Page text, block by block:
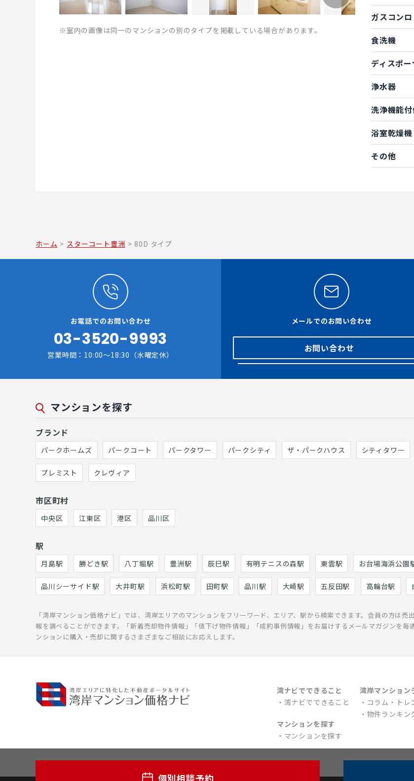
個別相談予約
※室内の画像は同一のマンションの別のタイプを掲載している場合があります。
ガスコンロ
食洗機
ディスポー
浄水器
洗浄機能
浴室乾燥機
その他
ホーム > スターコート豊洲 > 80D タイプ
お電話でのお問い合わせ
03-3520-9993
営業時間：10:00～18:30（水曜定休）
メールでのお問い合わせ
お問い合わせ
マンションを探す
ブランド
パークホームズ パークコート パークタワー パークシティ ザ・パークハウス シティタワー
プレミスト クレヴィア
市区町村
中央区 江東区 港区 品川区
駅
月島駅 勝どき駅 八丁堀駅 豊洲駅 辰巳駅 有明テニスの森駅 東雲駅 お台場海浜公園
品川シーサイド駅 大井町駅 浜松町駅 田町駅 品川駅 大崎駅 五反田駅 高輪台駅
「湾岸マンション価格ナビ」では、湾岸エリアのマンションをフリーワード、エリア、駅から検索できます。会員の方は
報を調べることができます。「新着売却物件情報」「値下げ物件情報」「成約事例情報」をお届けするメールマガジンを
ンションに購入・売却に関するさまざまなご相談にお応えします。
湾ナビでできること
湾ナビでできること
マンションを探す
マンションを探す
湾岸マンション
コラム・トレ
物件ランキン